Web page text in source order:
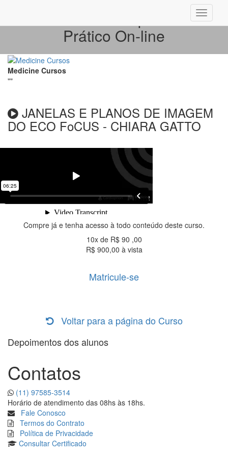
ECO FoCUS Simplificado –
Prático On-line
Medicine Cursos
""
JANELAS E PLANOS DE IMAGEM
DO ECO FoCUS - CHIARA GATTO
Compre já e tenha acesso à todo conteúdo deste curso.
10x de R$ 90 ,00
R$ 900,00 à vista
Matricule-se
Voltar para a página do Curso
Depoimentos dos alunos
Contatos
(11) 97585-3514
Horário de atendimento das 08hs às 18hs.
Fale Conosco
Termos do Contrato
Política de Privacidade
Consultar Certificado